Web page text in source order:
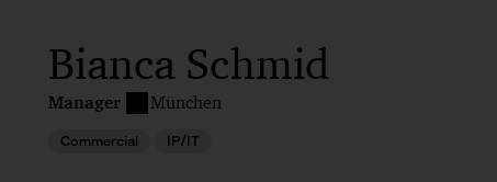
Bianca Schmid
Manager München
Commercial IP/IT